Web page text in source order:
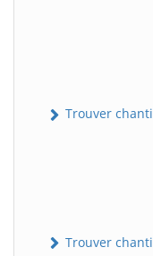
Trouver
Trouver